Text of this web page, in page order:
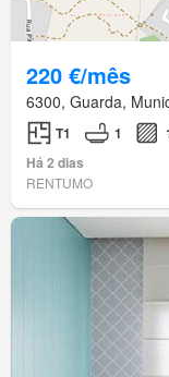
220 €/mês
6300, Guarda,
T1 1
Há 2 dias
RENTUMO